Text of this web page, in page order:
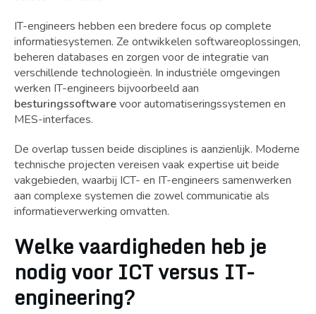
IT-engineers hebben een bredere focus op complete
informatiesystemen. Ze ontwikkelen softwareoplossingen,
beheren databases en zorgen voor de integratie van
verschillende technologieën. In industriële omgevingen
werken IT-engineers bijvoorbeeld aan
besturingssoftwarevoor automatiseringssystemen en
MES-interfaces.
De overlap tussen beide disciplines is aanzienlijk. Moderne
technische projecten vereisen vaak expertise uit beide
vakgebieden, waarbij ICT- en IT-engineers samenwerken
aan complexe systemen die zowel communicatie als
informatieverwerking omvatten.
Welke vaardigheden heb je
nodig voor ICT versus IT-
engineering?